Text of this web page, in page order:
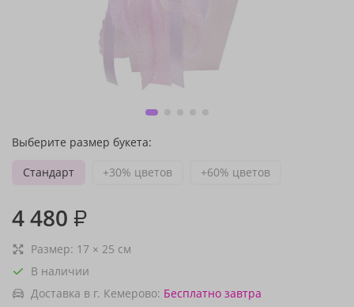
Выберите размер букета:
Стандарт
+30% цветов +60% цветов
4 480 ₽
Размер: 17 × 25 см
В наличии
Доставка в г. Кемерово: Бесплатно завтра